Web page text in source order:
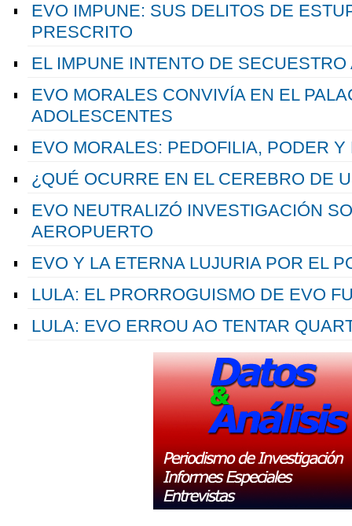
EVO IMPUNE: SUS DELITOS DE
PRESCRITO
EL IMPUNE INTENTO DE
EVO MORALES CONVIVÍA EN EL
ADOLESCENTES
EVO MORALES: PEDOFILIA, PODER Y
¿QUÉ OCURRE EN EL CEREBRO DE
EVO NEUTRALIZÓ INVESTIGACIÓN
AEROPUERTO
EVO Y LA ETERNA LUJURIA POR EL
LULA: EL PRORROGUISMO DE EVO
LULA: EVO ERROU AO TENTAR